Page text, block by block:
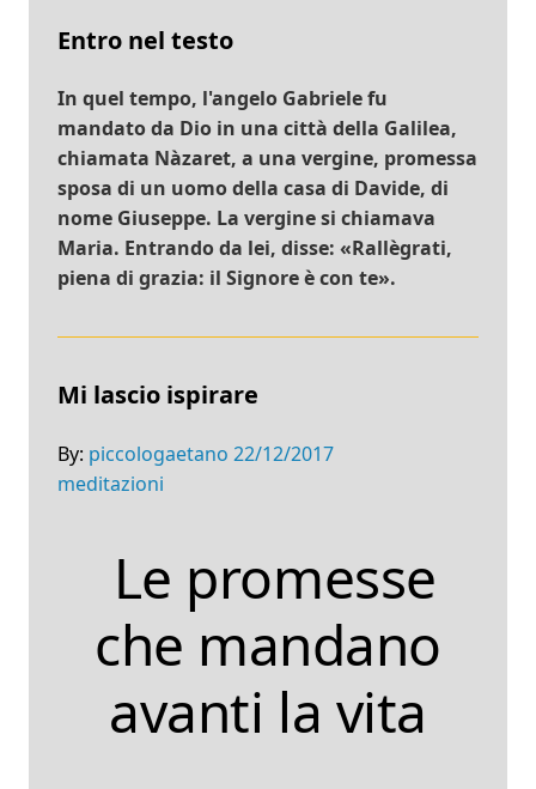
Entro nel testo
In quel tempo, l'angelo Gabriele fu
mandato da Dio in una città della Galilea,
chiamata Nàzaret, a una vergine, promessa
sposa di un uomo della casa di Davide, di
nome Giuseppe. La vergine si chiamava
Maria. Entrando da lei, disse: «Rallègrati,
piena di grazia: il Signore è con te».
Mi lascio ispirare
By: piccologaetano 22/12/2017
meditazioni
Le promesse
che mandano
avanti la vita